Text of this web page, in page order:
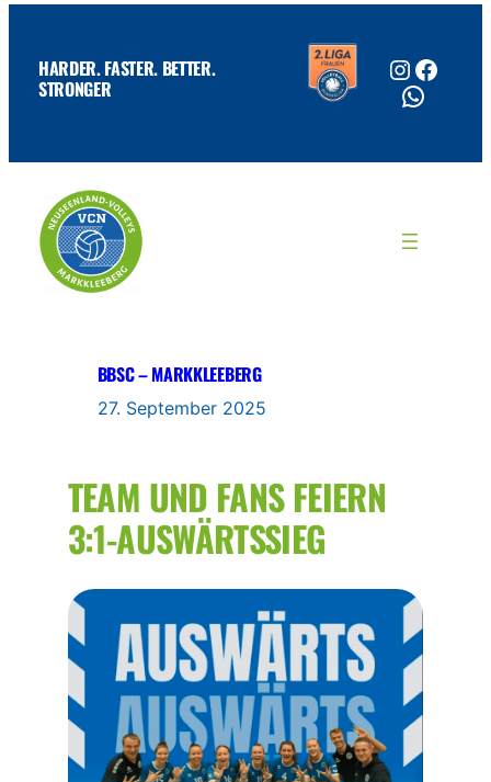
springen
HARDER. FASTER. BETTER.
STRONGER
www.instagram.com/neuseenlandvolleysdamen Facebook
WhatsApp
BBSC – MARKKLEEBERG
27. September 2025
TEAM UND FANS FEIERN
3:1-AUSWÄRTSSIEG